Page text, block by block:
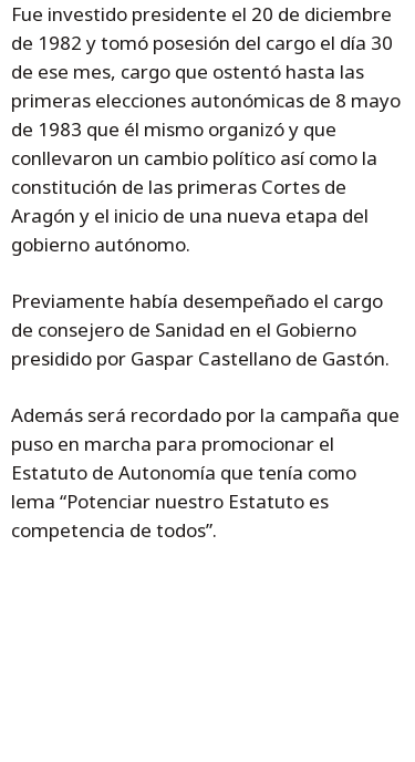
Fue investido presidente el 20 de diciembre
de 1982 y tomó posesión del cargo el día 30
de ese mes, cargo que ostentó hasta las
primeras elecciones autonómicas de 8 mayo
de 1983 que él mismo organizó y que
conllevaron un cambio político así como la
constitución de las primeras Cortes de
Aragón y el inicio de una nueva etapa del
gobierno autónomo.
Previamente había desempeñado el cargo
de consejero de Sanidad en el Gobierno
presidido por Gaspar Castellano de Gastón.
Además será recordado por la campaña que
puso en marcha para promocionar el
Estatuto de Autonomía que tenía como
lema “Potenciar nuestro Estatuto es
competencia de todos”.